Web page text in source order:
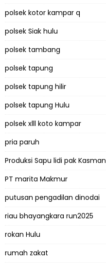
polsek kotor kampar q
polsek Siak hulu
polsek tambang
polsek tapung
polsek tapung hilir
polsek tapung Hulu
polsek xlll koto kampar
pria paruh
Produksi Sapu lidi pak Kasman
PT marita Makmur
putusan pengadilan dinodai
riau bhayangkara run2025
rokan Hulu
rumah zakat